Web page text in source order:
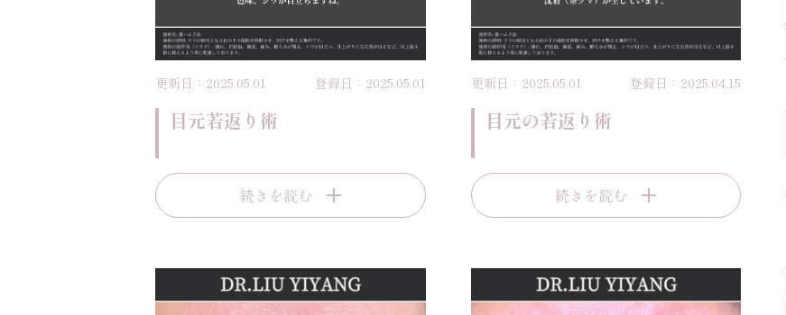
更新日：2025.05.01 登録日：2025.05.01
目元若返り術
続きを読む
更新日：2025.05.01 登録日：2025.04.15
目元の若返り術
続きを読む